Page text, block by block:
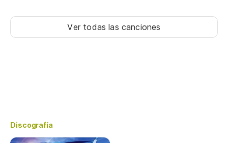
Ver todas las canciones
Discografía